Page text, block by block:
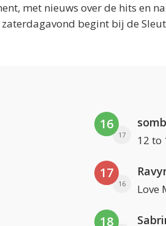
met nieuws over de hits en
begint bij de
16
17 12 to
17
16 Love
18